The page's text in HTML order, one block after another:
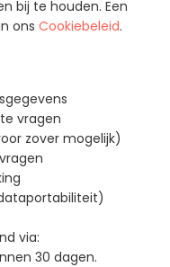
bij te houden. Een
ons Cookiebeleid.
vragen
zover mogelijk)
via:
30 dagen.